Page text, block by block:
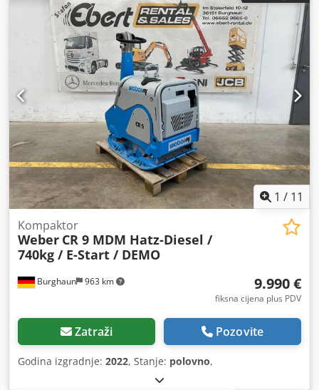
1 / 11
Burghaun 963 km
Kompaktor
Weber CR 9 MDM Hatz-Diesel /
740kg / E-Start / DEMO
9.990 €
fiksna cijena plus PDV
Zatraži Pozovite
Godina izgradnje: 2022, Stanje: polovno,